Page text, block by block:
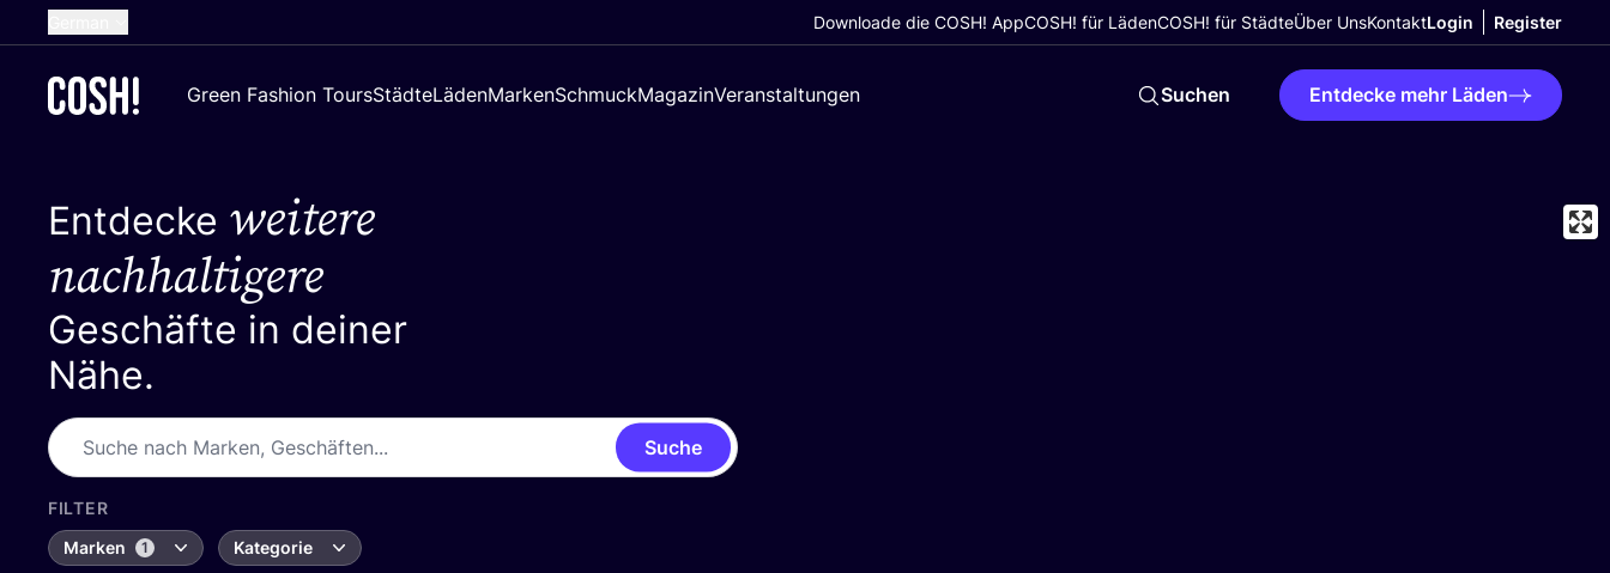
Dutch
Spanish
Downloade die COSH! AppCOSH! für LädenCOSH! für StädteÜber UnsKontaktLogin Register
Green Fashion ToursStädteLädenMarkenSchmuckMagazinVeranstaltungen Suchen Entdecke mehr Läden
Entdecke weitere
nachhaltigere
Geschäfte in deiner
Nähe.
Suche
FILTER
Marken
1 Kategorie